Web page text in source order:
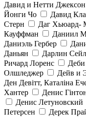
Давид и Нетти Джексон
Йонги Чо
Давид
Стерн
Даг Хьюард-
Кауффман
Даниил
Даниэль Гербер
Даньян
Дарлин
Ричард Лоренс
Олшледжер
Дейв и
Ден Девітт, Каталіна
Хантер
Денис
Денис Летуновский
Петерсен
Дерек